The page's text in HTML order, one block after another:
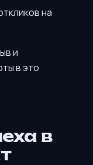
на
и
в это
в